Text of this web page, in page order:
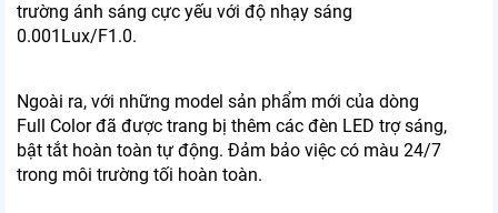
trường ánh sáng cực yếu với độ nhạy sáng
0.001Lux/F1.0.
Ngoài ra, với những model sản phẩm mới của dòng
Full Color đã được trang bị thêm các đèn LED trợ sáng,
bật tắt hoàn toàn tự động. Đảm bảo việc có màu 24/7
trong môi trường tối hoàn toàn.